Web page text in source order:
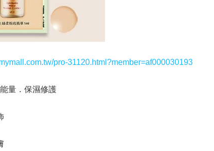
pro-31120.html?member=af000030193
量．保濕修護